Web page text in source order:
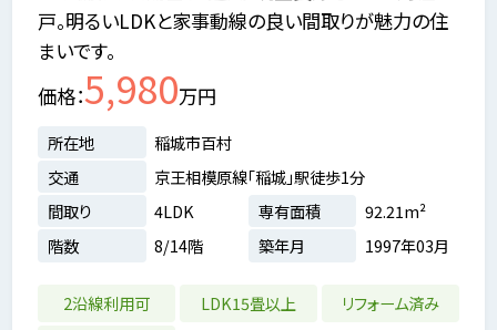
戸。明るいLDKと家事動線の良い間取りが魅力の住
まいです。
価格 5,980万円
所在地
稲城市百村
交通
京王相模原線「稲城」駅徒歩1分
間取り
4LDK 専有面積
92.21m²
階数
8/14階 築年月 1997年03月
2沿線利用可 LDK15畳以上
リフォーム済み